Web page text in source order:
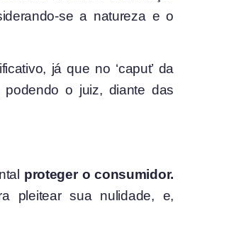
se a natureza e o
já que no ‘caput’ da
podendo o juiz, diante das
proteger o consumidor.
pleitear sua nulidade, e,